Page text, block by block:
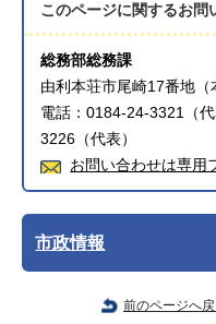
このページに関するお問
総務部総務課
由利本荘市尾崎17番地（
電話：0184-24-3321（
3226（代表）
お問い合わせは専用
市政情報
前のページへ